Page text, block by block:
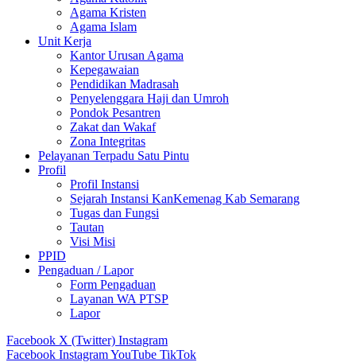
Agama Kristen
Agama Islam
Unit Kerja
Kantor Urusan Agama
Kepegawaian
Pendidikan Madrasah
Penyelenggara Haji dan Umroh
Pondok Pesantren
Zakat dan Wakaf
Zona Integritas
Pelayanan Terpadu Satu Pintu
Profil
Profil Instansi
Sejarah Instansi KanKemenag Kab Semarang
Tugas dan Fungsi
Tautan
Visi Misi
PPID
Pengaduan / Lapor
Form Pengaduan
Layanan WA PTSP
Lapor
Facebook X (Twitter) Instagram
Facebook InstagramYouTube TikTok